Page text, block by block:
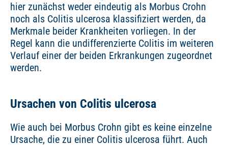
hier zunächst weder eindeutig als Morbus Crohn
noch als Colitis ulcerosa klassifiziert werden, da
Merkmale beider Krankheiten vorliegen. In der
Regel kann die undifferenzierte Colitis im weiteren
Verlauf einer der beiden Erkrankungen zugeordnet
werden.
Ursachen von Colitis ulcerosa
Wie auch bei Morbus Crohn gibt es keine einzelne
Ursache, die zu einer Colitis ulcerosa führt. Auch